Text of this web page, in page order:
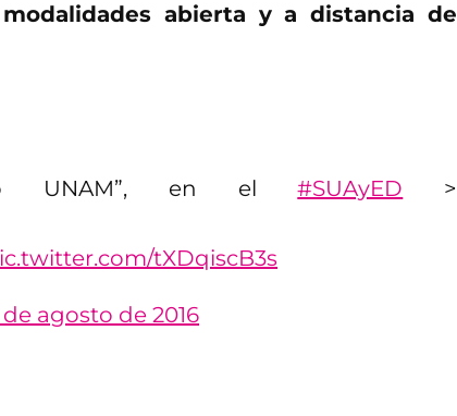
abierta y a distancia de
UNAM”, en el#SUAyED >
tXDqiscB3s
de agosto de 2016